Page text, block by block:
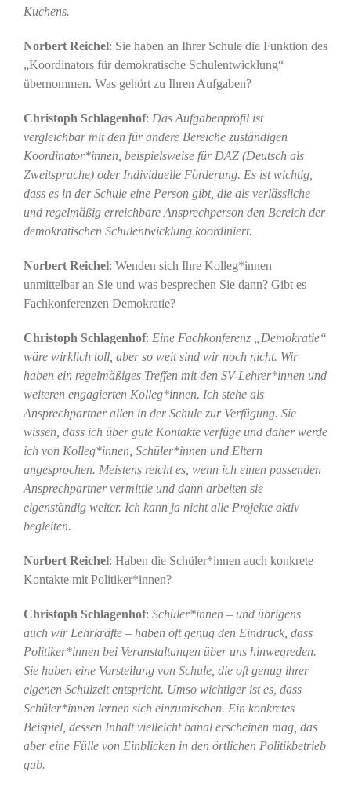
Kuchens.
Norbert Reichel: Sie haben an Ihrer Schule die Funktion des
„Koordinators für demokratische Schulentwicklung“
übernommen. Was gehört zu Ihren Aufgaben?
Christoph Schlagenhof: Das Aufgabenprofil ist
vergleichbar mit den für andere Bereiche zuständigen
Koordinator*innen, beispielsweise für DAZ (Deutsch als
Zweitsprache) oder Individuelle Förderung. Es ist wichtig,
dass es in der Schule eine Person gibt, die als verlässliche
und regelmäßig erreichbare Ansprechperson den Bereich der
demokratischen Schulentwicklung koordiniert.
Norbert Reichel: Wenden sich Ihre Kolleg*innen
unmittelbar an Sie und was besprechen Sie dann? Gibt es
Fachkonferenzen Demokratie?
Christoph Schlagenhof: Eine Fachkonferenz „Demokratie“
wäre wirklich toll, aber so weit sind wir noch nicht. Wir
haben ein regelmäßiges Treffen mit den SV-Lehrer*innen und
weiteren engagierten Kolleg*innen. Ich stehe als
Ansprechpartner allen in der Schule zur Verfügung. Sie
wissen, dass ich über gute Kontakte verfüge und daher werde
ich von Kolleg*innen, Schüler*innen und Eltern
angesprochen. Meistens reicht es, wenn ich einen passenden
Ansprechpartner vermittle und dann arbeiten sie
eigenständig weiter. Ich kann ja nicht alle Projekte aktiv
begleiten.
Norbert Reichel: Haben die Schüler*innen auch konkrete
Kontakte mit Politiker*innen?
Christoph Schlagenhof: Schüler*innen – und übrigens
auch wir Lehrkräfte – haben oft genug den Eindruck, dass
Politiker*innen bei Veranstaltungen über uns hinwegreden.
Sie haben eine Vorstellung von Schule, die oft genug ihrer
eigenen Schulzeit entspricht. Umso wichtiger ist es, dass
Schüler*innen lernen sich einzumischen. Ein konkretes
Beispiel, dessen Inhalt vielleicht banal erscheinen mag, das
aber eine Fülle von Einblicken in den örtlichen Politikbetrieb
gab.